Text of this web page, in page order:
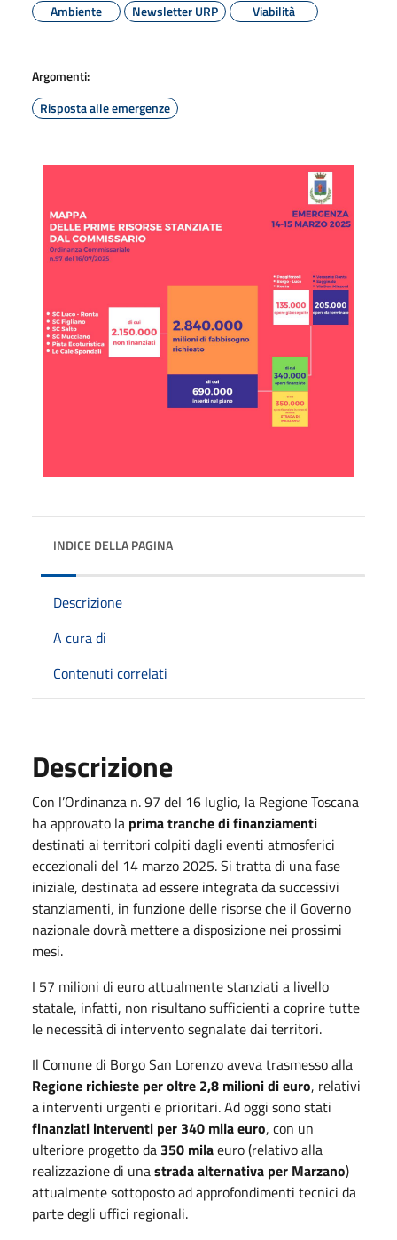
Ambiente
Newsletter URP Viabilità
Argomenti:
Risposta alle emergenze
INDICE DELLA PAGINA
Descrizione
A cura di
Contenuti correlati
Descrizione
Con l’Ordinanza n. 97 del 16 luglio, la Regione Toscana
ha approvato la prima tranche di finanziamenti
destinati ai territori colpiti dagli eventi atmosferici
eccezionali del 14 marzo 2025. Si tratta di una fase
iniziale, destinata ad essere integrata da successivi
stanziamenti, in funzione delle risorse che il Governo
nazionale dovrà mettere a disposizione nei prossimi
mesi.
I 57 milioni di euro attualmente stanziati a livello
statale, infatti, non risultano sufficienti a coprire tutte
le necessità di intervento segnalate dai territori.
Il Comune di Borgo San Lorenzo aveva trasmesso alla
Regione richieste per oltre 2,8 milioni di euro, relativi
a interventi urgenti e prioritari. Ad oggi sono stati
finanziati interventi per 340 mila euro, con un
ulteriore progetto da 350 milaeuro (relativo alla
realizzazione di unastrada alternativa per Marzano)
attualmente sottoposto ad approfondimenti tecnici da
parte degli uffici regionali.